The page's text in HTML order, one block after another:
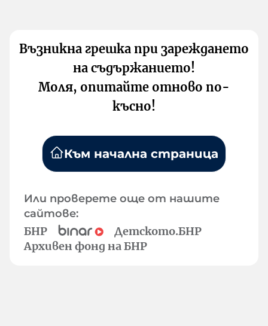
Възникна грешка при зареждането
на съдържанието!
Моля, опитайте отново по-
късно!
Към начална страница
Или проверете още от нашите
сайтове:
БНР
Детското.БНР
Архивен фонд на БНР